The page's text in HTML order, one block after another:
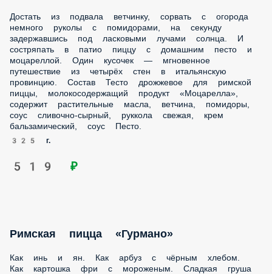
Достать из подвала ветчинку, сорвать с огорода
немного руколы с помидорами, на секунду
задержавшись под ласковыми лучами солнца. И
состряпать в патио пиццу с домашним песто и
моцареллой. Один кусочек — мгновенное
путешествие из четырёх стен в итальянскую
провинцию. Состав Тесто дрожжевое для римской
пиццы, молокосодержащий продукт «Моцарелла»,
содержит растительные масла, ветчина, помидоры,
соус сливочно-сырный, руккола свежая, крем
бальзамический, соус Песто.
325 г.
519 ₽
Римская пицца «Гурмано»
Как инь и ян. Как арбуз с чёрным хлебом.
Как картошка фри с мороженым. Сладкая груша